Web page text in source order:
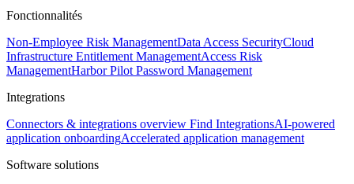
Fonctionnalités
Non-Employee Risk ManagementData Access SecurityCloud
Infrastructure Entitlement ManagementAccess Risk
ManagementHarbor Pilot Password Management
Integrations
Connectors & integrations overview Find IntegrationsAI-powered
application onboardingAccelerated application management
Software solutions